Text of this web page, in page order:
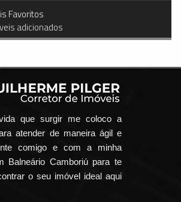
Favoritos
adicionados
que surgir me coloco a
atender de maneira ágil e
comigo e com a minha
Balneário Camboriú para te
o seu imóvel ideal aqui